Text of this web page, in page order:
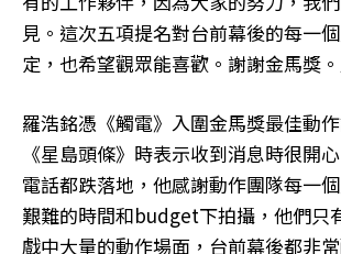
見。這次五項提名對台前幕後的每一
定，也希望觀眾能喜歡。謝謝金馬獎。
羅浩銘憑《觸電》入圍金馬獎最佳動
《星島頭條》時表示收到消息時很開
電話都跌落地，他感謝動作團隊每一
艱難的時間和budget下拍攝，他們只
戲中大量的動作場面，台前幕後都非